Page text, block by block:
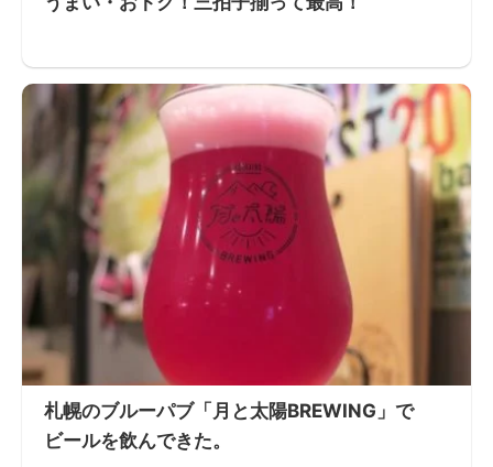
札幌のブルーパブ「月と太陽BREWING」で
ビールを飲んできた。